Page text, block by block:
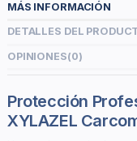
MÁS INFORMACIÓN
DETALLES DEL
OPINIONES(0)
Protección
XYLAZEL